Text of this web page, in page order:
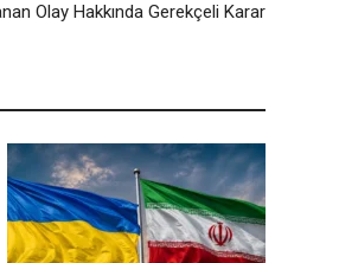
Olay Hakkında Gerekçeli Karar